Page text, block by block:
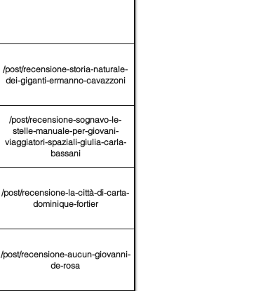
/post/recensione-storia-naturale-
dei-giganti-ermanno-cavazzoni
/post/recensione-sognavo-le-
stelle-manuale-per-giovani-
viaggiatori-spaziali-giulia-carla-
bassani
/post/recensione-la-città-di-carta-
dominique-fortier
/post/recensione-aucun-giovanni-
de-rosa